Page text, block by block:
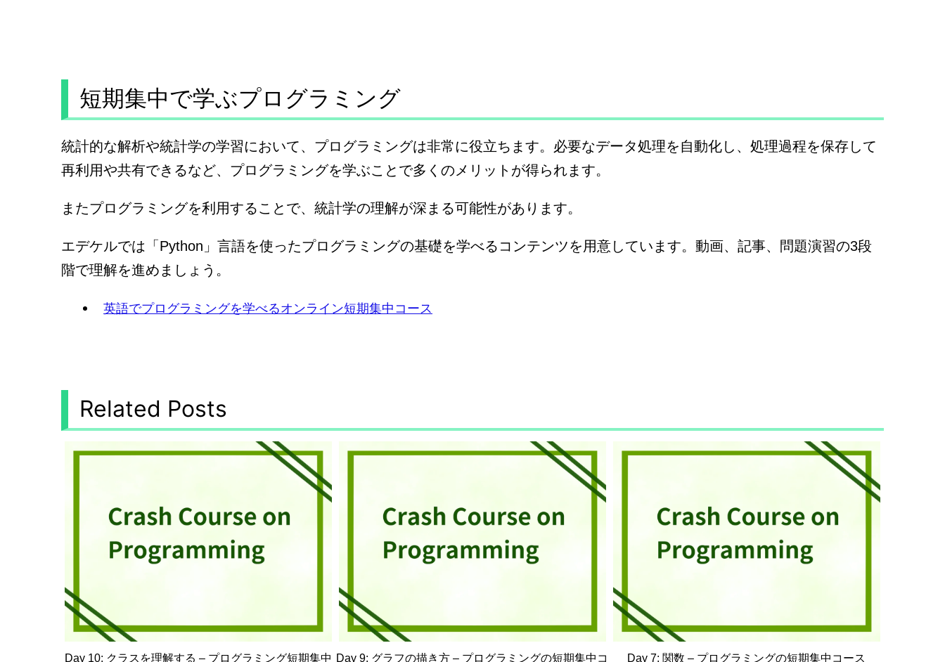
短期集中で学ぶプログラミング
統計的な解析や統計学の学習において、プログラミングは非常に役立ちます。必要なデータ処理を自動化し、処理過程を保存して
再利用や共有できるなど、プログラミングを学ぶことで多くのメリットが得られます。
またプログラミングを利用することで、統計学の理解が深まる可能性があります。
エデケルでは「Python」言語を使ったプログラミングの基礎を学べるコンテンツを用意しています。動画、記事、問題演習の3段
階で理解を進めましょう。
英語でプログラミングを学べるオンライン短期集中コース
Related Posts
Day 10: クラスを理解する – プログラミング短期集中 Day 9: グラフの描き方 – プログラミングの短期集中コ Day 7: 関数 – プログラミングの短期集中コース